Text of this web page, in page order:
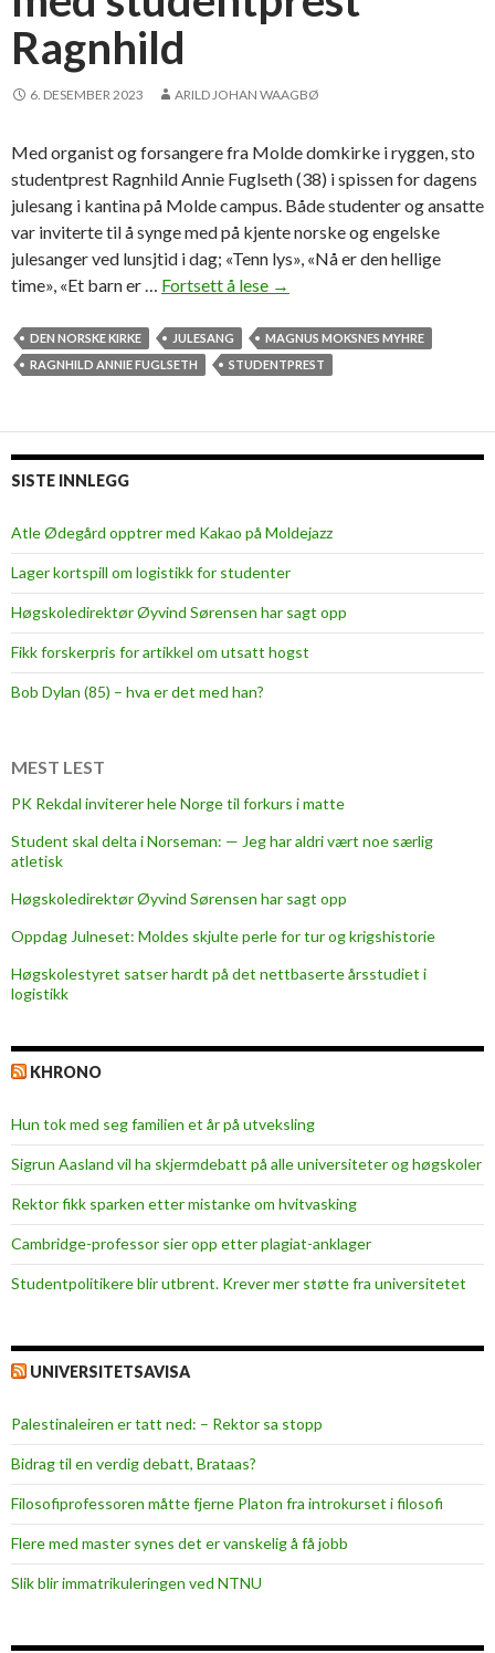
Ragnhild
6. DESEMBER 2023 ARILD JOHAN WAAGBØ
Med organist og forsangere fra Molde domkirke i ryggen, sto
studentprest Ragnhild Annie Fuglseth (38) i spissen for dagens
julesang i kantina på Molde campus. Både studenter og ansatte
var inviterte til å synge med på kjente norske og engelske
julesanger ved lunsjtid i dag; «Tenn lys», «Nå er den hellige
time», «Et barn er … Fortsett å lese S
e
m
f
u
l
j
u
g
m
d
t
u
n
r
e
s
t
R
a
g
h
d
→
DEN NORSKE KIRKE JULESANG
MAGNUS MOKSNES MYHRE
RAGNHILD ANNIE FUGLSETH
STUDENTPREST
SISTE INNLEGG
Atle Ødegård opptrer med Kakao på Moldejazz
Lager kortspill om logistikk for studenter
Høgskoledirektør Øyvind Sørensen har sagt opp
Fikk forskerpris for artikkel om utsatt hogst
Bob Dylan (85) – hva er det med han?
MEST LEST
PK Rekdal inviterer hele Norge til forkurs i matte
Student skal delta i Norseman: — Jeg har aldri vært noe særlig
atletisk
Høgskoledirektør Øyvind Sørensen har sagt opp
Oppdag Julneset: Moldes skjulte perle for tur og krigshistorie
Høgskolestyret satser hardt på det nettbaserte årsstudiet i
logistikk
KHRONO
Hun tok med seg familien et år på utveksling
Sigrun Aasland vil ha skjerm­debatt på alle universiteter og høgskoler
Rektor fikk sparken etter mistanke om hvitvasking
Cambridge-professor sier opp etter plagiat-anklager
Studentpolitikere blir utbrent. Krever mer støtte fra universitetet
UNIVERSITETSAVISA
Palestinaleiren er tatt ned: – Rektor sa stopp
Bidrag til en verdig debatt, Brataas?
Filosofiprofessoren måtte fjerne Platon fra introkurset i filosofi
Flere med master synes det er vanskelig å få jobb
Slik blir immatrikuleringen ved NTNU